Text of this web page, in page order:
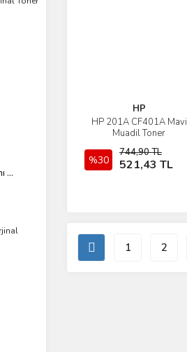
...
HP
HP 201A CF401A Mavi
Muadil Toner
%30
744,90 TL
521,43 TL
İncele
Sepete Ekle
1 2